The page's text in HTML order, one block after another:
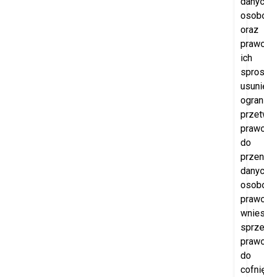
oraz
ich
do
do